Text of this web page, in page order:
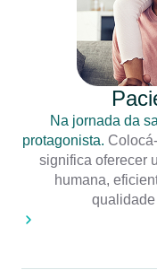
Na jornada da
protagonista.
significa oferecer
humana,